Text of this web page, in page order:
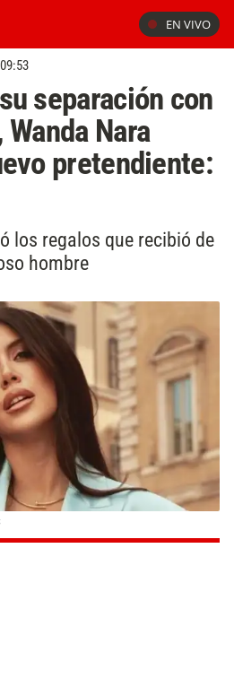
EN VIVO
separación con
Nara
pretendiente:
los regalos que recibió de
hombre